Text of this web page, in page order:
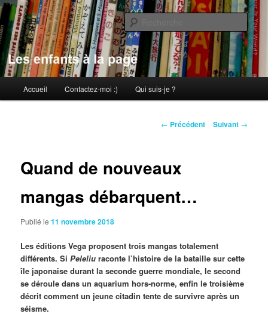
Aller
au
contenu
principalLes enfants à la page
principal
Accueil Contactez-moi :) Qui suis-je ?
Navigation
← Précédent Suivant →
Quand de nouveaux
mangas débarquent…
Publié le11 novembre 2018
Les éditions Vega proposent trois mangas totalement
différents. SiPeleliu raconte l’histoire de la bataille sur cette
île japonaise durant la seconde guerre mondiale, le second
se déroule dans un aquarium hors-norme, enfin le troisième
décrit comment un jeune citadin tente de survivre après un
séisme.